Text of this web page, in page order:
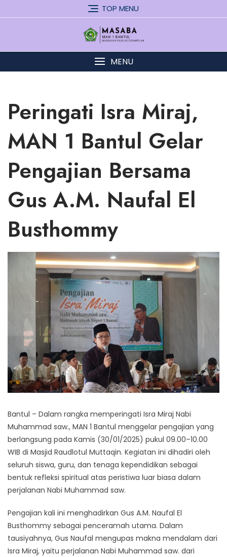
to
TOP MENU
MENU
Peringati Isra Miraj,
MAN 1 Bantul Gelar
Pengajian Bersama
Gus A.M. Naufal El
Busthommy
Bantul – Dalam rangka memperingati Isra Miraj Nabi
Muhammad saw., MAN 1 Bantul menggelar pengajian yang
berlangsung pada Kamis (30/01/2025) pukul 09.00–10.00
WIB di Masjid Raudlotul Muttaqin. Kegiatan ini dihadiri oleh
seluruh siswa, guru, dan tenaga kependidikan sebagai
bentuk refleksi spiritual atas peristiwa luar biasa dalam
perjalanan Nabi Muhammad saw.
Pengajian kali ini menghadirkan Gus A.M. Naufal El
Busthommy sebagai penceramah utama. Dalam
tausiyahnya, Gus Naufal mengupas makna mendalam dari
Isra Miraj, yaitu perjalanan Nabi Muhammad saw. dari